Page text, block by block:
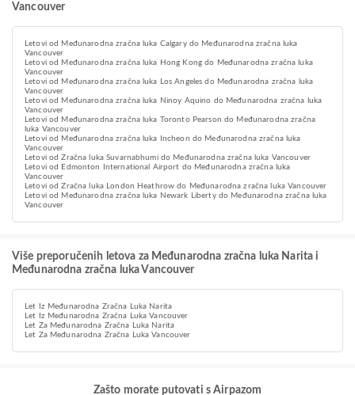
Vancouver
Letovi od Međunarodna zračna luka Calgary do Međunarodna zračna luka
Vancouver
Letovi od Međunarodna zračna luka Hong Kong do Međunarodna zračna luka
Vancouver
Letovi od Međunarodna zračna luka Los Angeles do Međunarodna zračna luka
Vancouver
Letovi od Međunarodna zračna luka Ninoy Aquino do Međunarodna zračna luka
Vancouver
Letovi od Međunarodna zračna luka Toronto Pearson do Međunarodna zračna
luka Vancouver
Letovi od Međunarodna zračna luka Incheon do Međunarodna zračna luka
Vancouver
Letovi od Zračna luka Suvarnabhumi do Međunarodna zračna luka Vancouver
Letovi od Edmonton International Airport do Međunarodna zračna luka
Vancouver
Letovi od Zračna luka London Heathrow do Međunarodna zračna luka Vancouver
Letovi od Međunarodna zračna luka Newark Liberty do Međunarodna zračna luka
Vancouver
Više preporučenih letova za Međunarodna zračna luka Narita i
Međunarodna zračna luka Vancouver
Let Iz Međunarodna Zračna Luka Narita
Let Iz Međunarodna Zračna Luka Vancouver
Let Za Međunarodna Zračna Luka Narita
Let Za Međunarodna Zračna Luka Vancouver
Zašto morate putovati s Airpazom